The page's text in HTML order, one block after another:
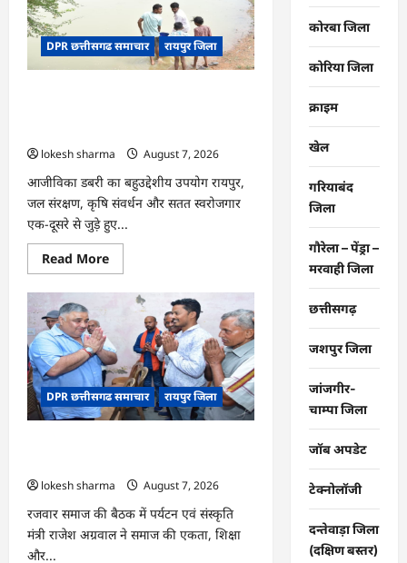
माँ
के
नाम’
अभियान
DPR छत्तीसगढ समाचार रायपुर जिला
lokesh sharma
August 7, 2026
आजीविका डबरी का बहुउद्देशीय उपयोग रायपुर,
जल संरक्षण, कृषि संवर्धन और सतत स्वरोजगार
एक-दूसरे से जुड़े हुए...
Read MoreRead
more
CG
संरक्षण
से
बदला
जीवन
:
धमतरी
के
भोथापारा
आर्थिक
का
नया
आधार
DPR छत्तीसगढ समाचार रायपुर जिला
lokesh sharma
August 7, 2026
रजवार समाज की बैठक में पर्यटन एवं संस्कृति
मंत्री राजेश अग्रवाल ने समाज की एकता, शिक्षा
और...
कोरबा जिला
कोरिया जिला
क्राइम
खेल
गरियाबंद
जिला
गौरेला – पेंड्रा –
मरवाही जिला
छत्तीसगढ़
जशपुर जिला
जांजगीर-
चाम्पा जिला
जॉब अपडेट
टेक्नोलॉजी
दन्तेवाड़ा जिला
(दक्षिण बस्तर)